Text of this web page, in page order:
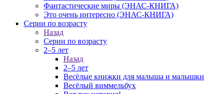
Фантастические миры (ЭНАС-КНИГА)
Это очень интересно (ЭНАС-КНИГА)
Серии по возрасту
Назад
Серии по возрасту
2–5 лет
Назад
2–5 лет
Весёлые книжки для малыша и малышки
Весёлый виммельбух